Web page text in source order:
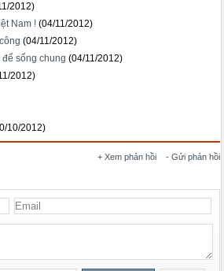
2012)
Nam ! (04/11/2012)
(04/11/2012)
sống chung (04/11/2012)
2012)
10/2012)
+ Xem phản hồi - Gửi phản hồi